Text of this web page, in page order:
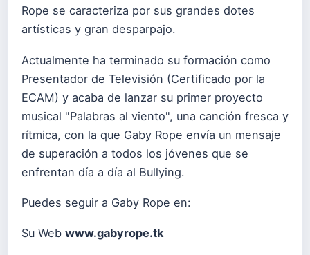
Rope se caracteriza por sus grandes dotes
artísticas y gran desparpajo.​
Actualmente ha terminado su formación como
Presentador de Televisión (Certificado por la
ECAM) y acaba de lanzar su primer proyecto
musical "Palabras al viento", una canción fresca y
rítmica, con la que Gaby Rope envía un mensaje
de superación a todos los jóvenes que se
enfrentan día a día al Bullying.
Puedes seguir a Gaby Rope en:
Su Web www.gabyrope.tk